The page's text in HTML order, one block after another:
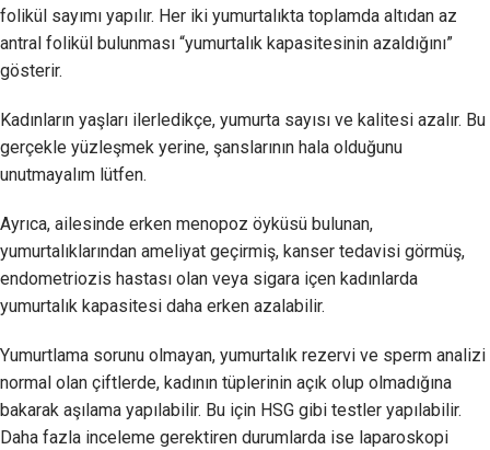
folikül sayımı yapılır. Her iki yumurtalıkta toplamda altıdan az
antral folikül bulunması “yumurtalık kapasitesinin azaldığını”
gösterir.
Kadınların yaşları ilerledikçe, yumurta sayısı ve kalitesi azalır. Bu
gerçekle yüzleşmek yerine, şanslarının hala olduğunu
unutmayalım lütfen.
Ayrıca, ailesinde erken menopoz öyküsü bulunan,
yumurtalıklarından ameliyat geçirmiş, kanser tedavisi görmüş,
endometriozis hastası olan veya sigara içen kadınlarda
yumurtalık kapasitesi daha erken azalabilir.
Yumurtlama sorunu olmayan, yumurtalık rezervi ve sperm analizi
normal olan çiftlerde, kadının tüplerinin açık olup olmadığına
bakarak aşılama yapılabilir. Bu için HSG gibi testler yapılabilir.
Daha fazla inceleme gerektiren durumlarda ise laparoskopi